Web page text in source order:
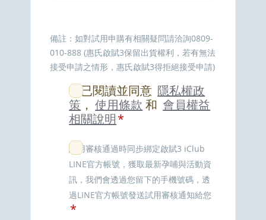
備註：如對試用申購有相關疑問請洽詢0809-
010-888 (惠氏啟賦3保留出貨權利，若有無法
接受申請之情形，惠氏啟賦3得拒絕接受申請)
我已閱讀並同意 隱私權政
策 ， 使用條款 和 會員權益
相關說明
試用審核通過時同步綁定啟賦3 iClub
LINE官方帳號，獲取最新孕哺與活動資
訊，我們會透過您留下的手機號碼，透
過LINE官方帳號發送試用審核通知給您